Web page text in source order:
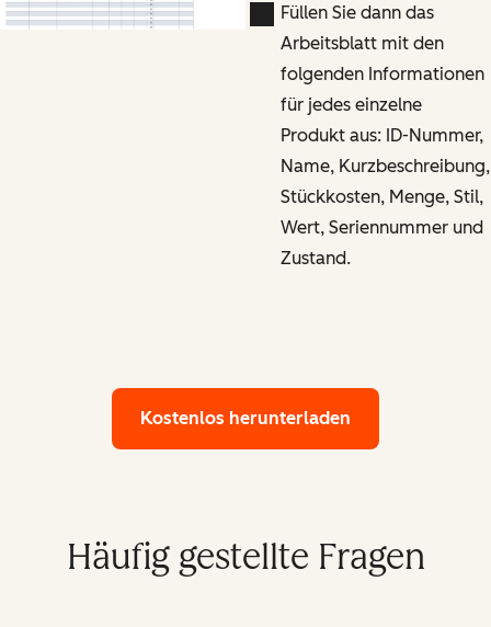
Füllen Sie dann das
Arbeitsblatt mit den
folgenden Informationen
für jedes einzelne
Produkt aus: ID-Nummer,
Name, Kurzbeschreibung,
Stückkosten, Menge, Stil,
Wert, Seriennummer und
Zustand.
Kostenlos herunterladen
Häufig gestellte Fragen